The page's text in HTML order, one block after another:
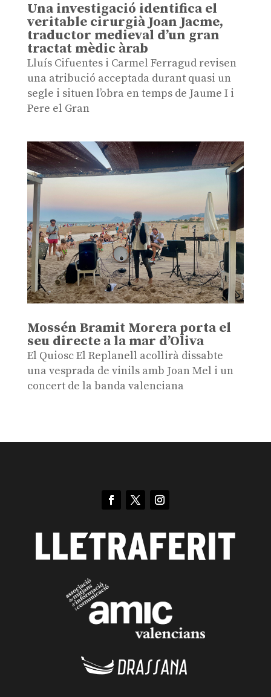
Una investigació identifica el
veritable cirurgià Joan Jacme,
traductor medieval d’un gran
tractat mèdic àrab
Lluís Cifuentes i Carmel Ferragud revisen
una atribució acceptada durant quasi un
segle i situen l’obra en temps de Jaume I i
Pere el Gran
Mossén Bramit Morera porta el
seu directe a la mar d’Oliva
El Quiosc El Replanell acollirà dissabte
una vesprada de vinils amb Joan Mel i un
concert de la banda valenciana